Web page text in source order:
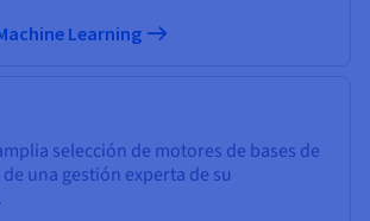
Learning
selección de motores de bases de
una gestión experta de su